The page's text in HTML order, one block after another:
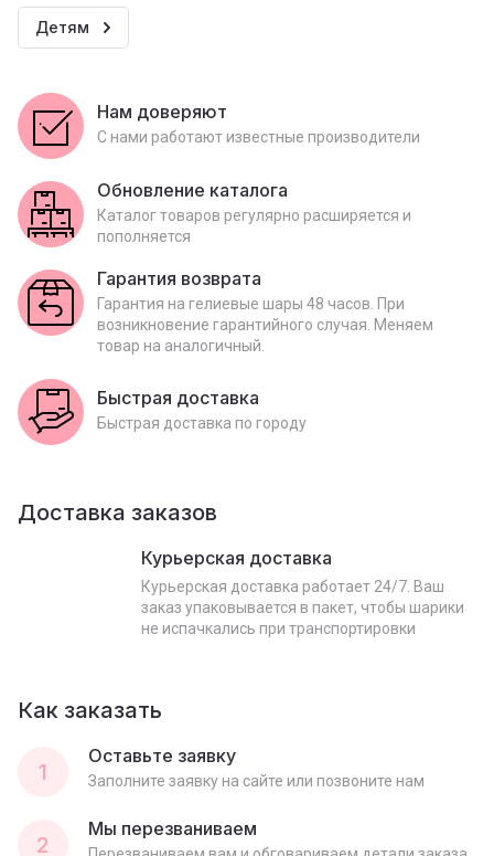
Детям
Нам доверяют
С нами работают известные производители
Обновление каталога
Каталог товаров регулярно расширяется и
пополняется
Гарантия возврата
Гарантия на гелиевые шары 48 часов. При
возникновение гарантийного случая. Меняем
товар на аналогичный.
Быстрая доставка
Быстрая доставка по городу
Доставка заказов
Курьерская доставка
Курьерская доставка работает 24/7. Ваш
заказ упаковывается в пакет, чтобы шарики
не испачкались при транспортировки
Как заказать
1
Оставьте заявку
Заполните заявку на сайте или позвоните нам
2
Мы перезваниваем